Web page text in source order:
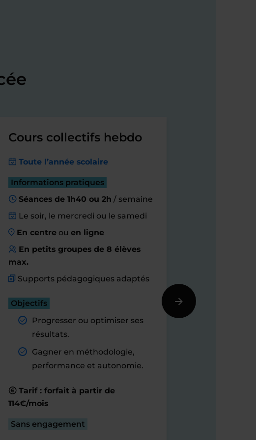
Cours collectifs hebdo
Toute l’année scolaire
Informations pratiques
Séances de 1h40 ou 2h / semaine
Le soir, le mercredi ou le samedi
En centre ouen ligne
En petits groupes de 8 élèves
max.
Supports pédagogiques adaptés
Objectifs
Progresser ou optimiser ses
résultats.
Gagner en méthodologie,
performance et autonomie.
Tarif : forfait à partir de
114€/mois
Sans engagement